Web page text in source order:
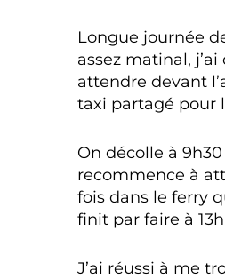
Longue journée
assez matinal,
attendre devant
taxi partagé pour
On décolle à
recommence à
fois dans le ferry
finit par faire à
J’ai réussi à me